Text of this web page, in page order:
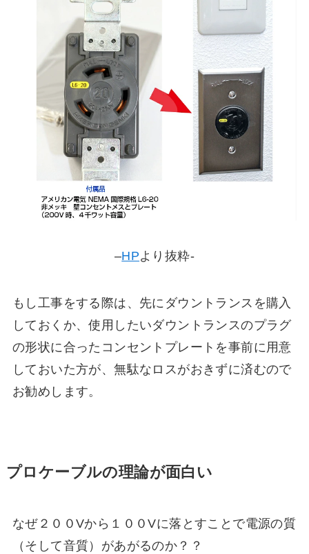
–HPより抜粋-
もし工事をする際は、先にダウントランスを購入
しておくか、使用したいダウントランスのプラグ
の形状に合ったコンセントプレートを事前に用意
しておいた方が、無駄なロスがおきずに済むので
お勧めします。
プロケーブルの理論が面白い
なぜ２００Vから１００Vに落とすことで電源の質
（そして音質）があがるのか？？